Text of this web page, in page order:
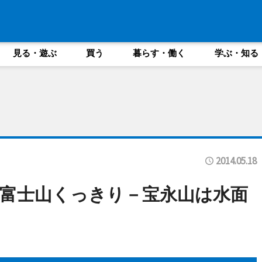
見る・遊ぶ 買う 暮らす・働く 学ぶ・知る
2014.05.18
士山くっきり－宝永山は水面